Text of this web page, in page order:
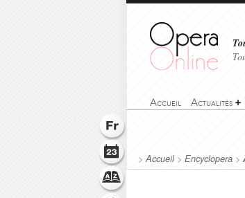
Accueil Actualités
>Accueil> Encyclopera >